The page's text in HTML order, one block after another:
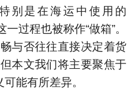
别是在海运中使用的
过程也被称作“做箱”。
与否往往直接决定着货
本文我们将主要聚焦于
能有所差异。